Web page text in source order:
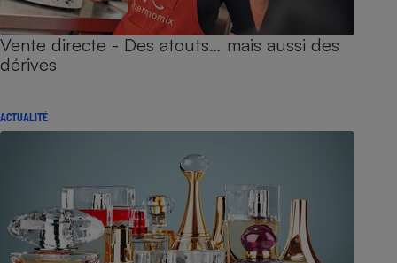
Vente directe - Des atouts… mais aussi des
dérives
ACTUALITÉ